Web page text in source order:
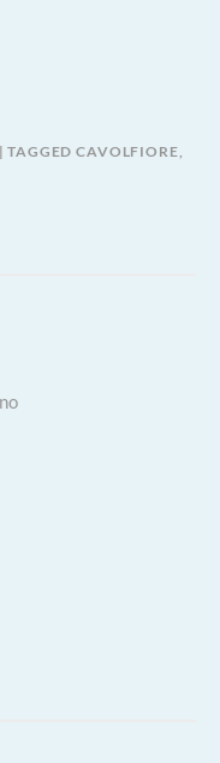
TAGGEDCAVOLFIORE,